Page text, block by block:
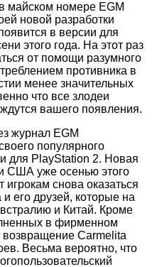
майском номере EGM
новой разработки
в версии для
этого года. На этот раз
от помощи разумного
противника в
менее значительных
что все злодеи
вашего появления.
журнал EGM
популярного
для PlayStation 2. Новая
США уже осенью этого
снова оказаться
его друзей, которые на
и Китай. Кроме
в фирменном
возвращение Carmelita
Весьма вероятно, что